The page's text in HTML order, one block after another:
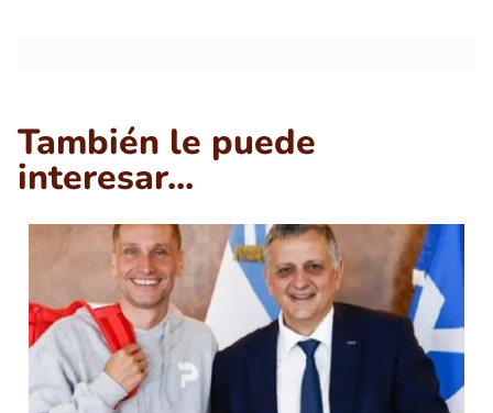
También le puede
interesar...